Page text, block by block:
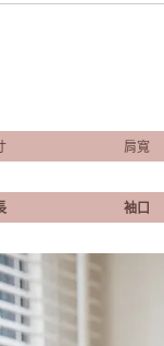
肩寬
袖口